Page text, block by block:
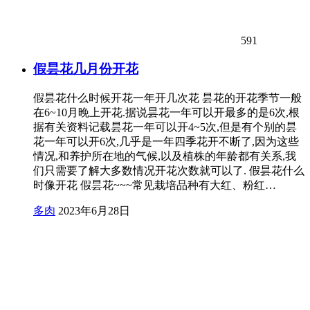
591
假昙花几月份开花
假昙花什么时候开花一年开几次花 昙花的开花季节一般
在6~10月晚上开花.据说昙花一年可以开最多的是6次,根
据有关资料记载昙花一年可以开4~5次,但是有个别的昙
花一年可以开6次,几乎是一年四季花开不断了,因为这些
情况,和养护所在地的气候,以及植株的年龄都有关系,我
们只需要了解大多数情况开花次数就可以了. 假昙花什么
时像开花 假昙花~~~常见栽培品种有大红、粉红…
多肉 2023年6月28日